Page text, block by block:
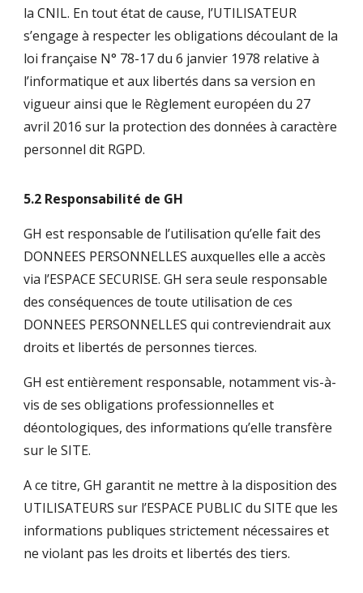
la CNIL. En tout état de cause, l’UTILISATEUR
s’engage à respecter les obligations découlant de la
loi française N° 78-17 du 6 janvier 1978 relative à
l’informatique et aux libertés dans sa version en
vigueur ainsi que le Règlement européen du 27
avril 2016 sur la protection des données à caractère
personnel dit RGPD.
5.2 Responsabilité de GH
GH est responsable de l’utilisation qu’elle fait des
DONNEES PERSONNELLES auxquelles elle a accès
via l’ESPACE SECURISE. GH sera seule responsable
des conséquences de toute utilisation de ces
DONNEES PERSONNELLES qui contreviendrait aux
droits et libertés de personnes tierces.
GH est entièrement responsable, notamment vis-à-
vis de ses obligations professionnelles et
déontologiques, des informations qu’elle transfère
sur le SITE.
A ce titre, GH garantit ne mettre à la disposition des
UTILISATEURS sur l’ESPACE PUBLIC du SITE que les
informations publiques strictement nécessaires et
ne violant pas les droits et libertés des tiers.